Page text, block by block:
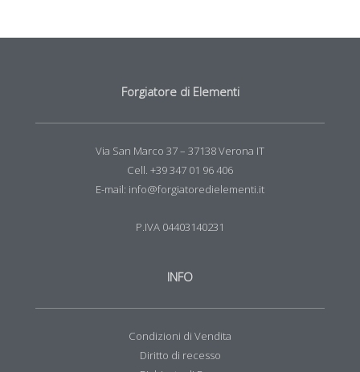
Forgiatore di Elementi
Via San Marco 37 – 37138 Verona IT
Cell. +39 347 01 96 406
E-mail: info@forgiatoredielementi.it
P.IVA 04403140231
INFO
Condizioni di Vendita
Diritto di recesso